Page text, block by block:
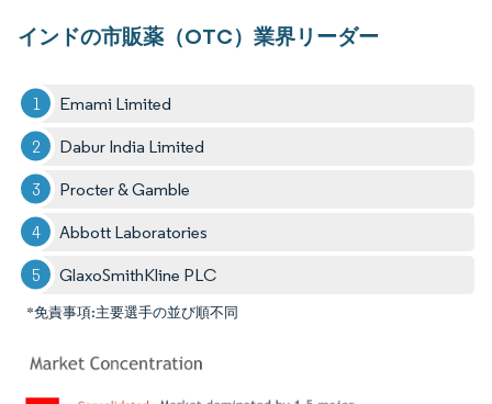
インドの市販薬（OTC）業界リーダー
Emami Limited
Dabur India Limited
Procter & Gamble
Abbott Laboratories
GlaxoSmithKline PLC
*免責事項:主要選手の並び順不同